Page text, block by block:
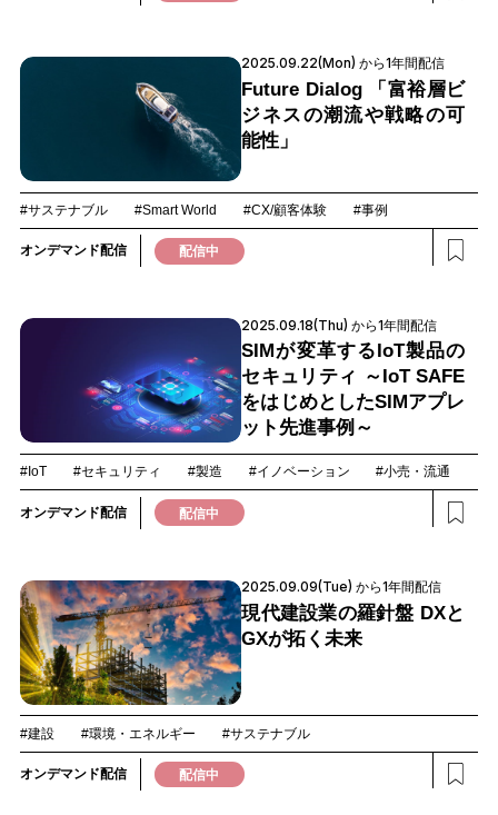
2025.09.22(Mon) から1年間配信
Future Dialog 「富裕層ビ
ジネスの潮流や戦略の可
能性」
#サステナブル #Smart World #CX/顧客体験 #事例
オンデマンド配信 配信中
2025.09.18(Thu) から1年間配信
SIMが変革するIoT製品の
セキュリティ ～IoT SAFE
をはじめとしたSIMアプレ
ット先進事例～
#IoT #セキュリティ #製造 #イノベーション #小売・流通
オンデマンド配信 配信中
2025.09.09(Tue) から1年間配信
現代建設業の羅針盤 DXと
GXが拓く未来
#建設 #環境・エネルギー #サステナブル
オンデマンド配信 配信中